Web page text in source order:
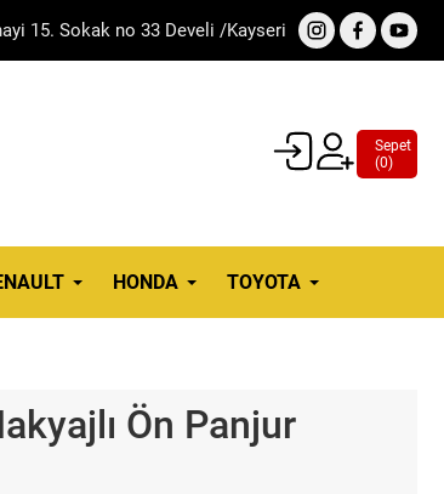
15. Sokak no 33 Develi /Kayseri
Sepet
(0)
HONDA TOYOTA
Ön Panjur